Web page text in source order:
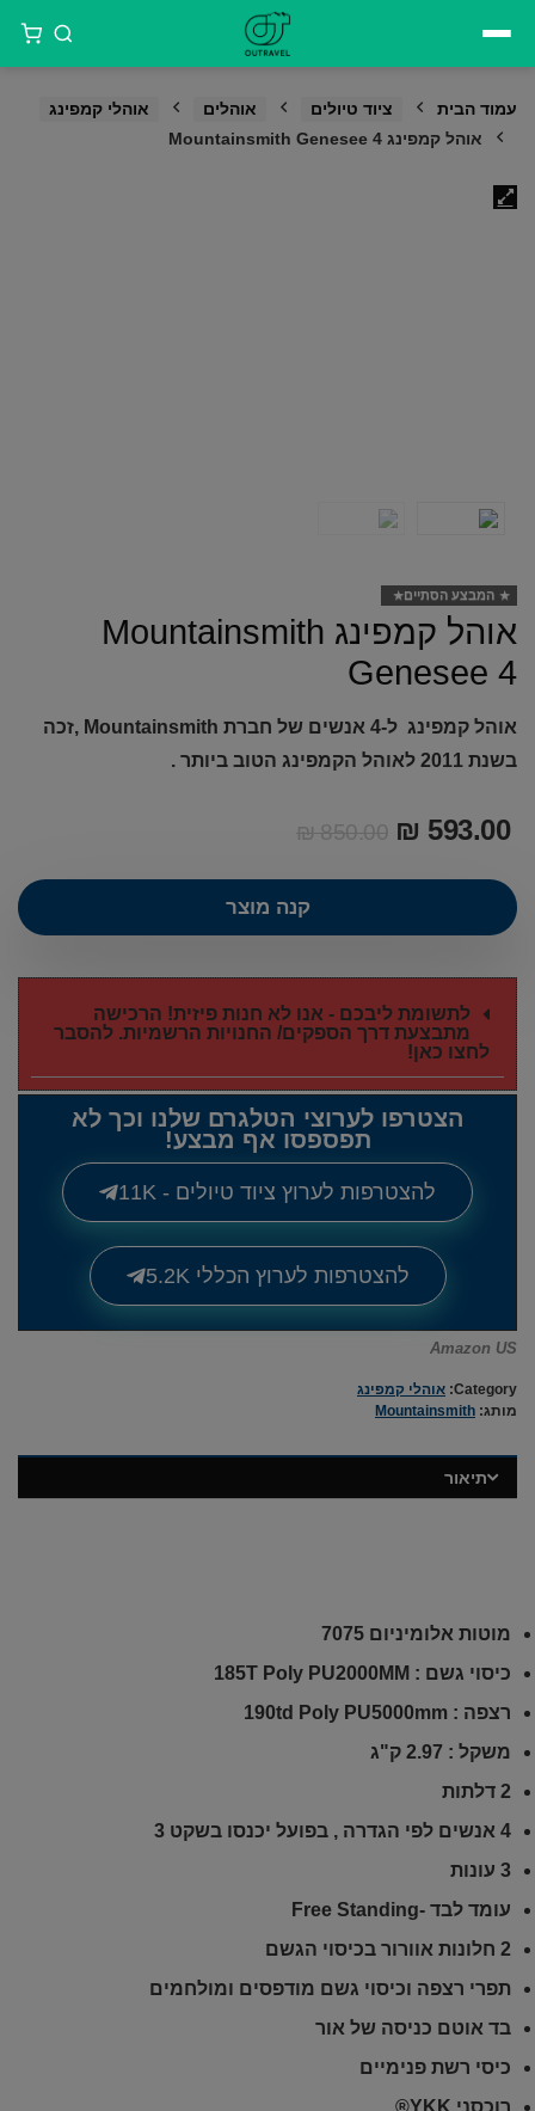
עמוד הבית ציוד טיולים אוהלים
אוהלי קמפינג
אוהל קמפינג Mountainsmith Genesee 4
המבצע הסתיים
אוהל קמפינג Mountainsmith
Genesee 4
אוהל קמפינג ל-4 אנשים של חברת Mountainsmith ,זכה
בשנת 2011 לאוהל הקמפינג הטוב ביותר .
₪850.00 ₪ 593.00
קנה מוצר
לתשומת ליבכם - אנו לא חנות פיזית! הרכישה
מתבצעת דרך הספקים/ החנויות הרשמיות. להסבר
לחצו כאן!
הצטרפו לערוצי הטלגרם שלנו וכך לא
תפספסו אף מבצע!
להצטרפות לערוץ ציוד טיולים - 11K
להצטרפות לערוץ הכללי 5.2K
Amazon US
Category: אוהלי קמפינג
מותג: Mountainsmith
תיאור
מוטות אלומיניום 7075
כיסוי גשם : 185T Poly PU2000MM
רצפה : 190td Poly PU5000mm
משקל : 2.97 ק"ג
2 דלתות
4 אנשים לפי הגדרה , בפועל יכנסו בשקט 3
3 עונות
עומד לבד -Free Standing
2 חלונות אוורור בכיסוי הגשם
תפרי רצפה וכיסוי גשם מודפסים ומולחמים
בד אוטם כניסה של אור
כיסי רשת פנימיים
רוכסני YKK®